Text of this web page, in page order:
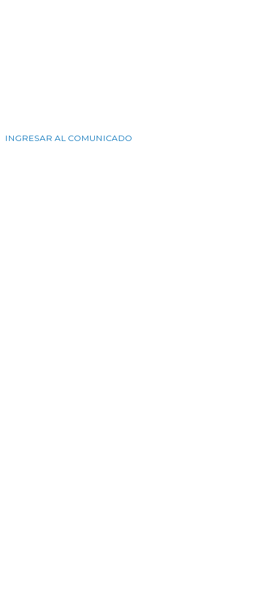
INGRESAR AL COMUNICADO